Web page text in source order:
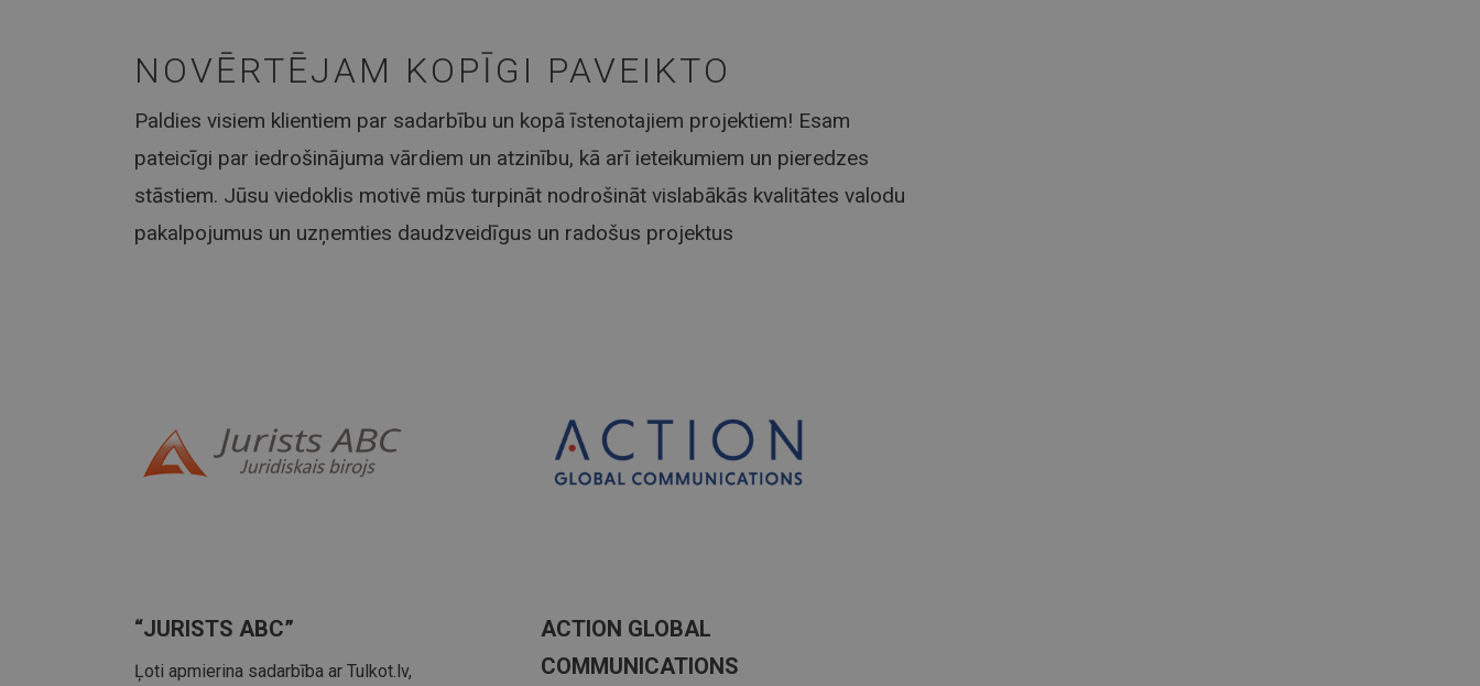
NOVĒRTĒJAM KOPĪGI PAVEIKTO
Paldies visiem klientiem par sadarbību un kopā īstenotajiem projektiem! Esam
pateicīgi par iedrošinājuma vārdiem un atzinību, kā arī ieteikumiem un pieredzes
stāstiem. Jūsu viedoklis motivē mūs turpināt nodrošināt vislabākās kvalitātes valodu
pakalpojumus un uzņemties daudzveidīgus un radošus projektus
“JURISTS ABC”
Ļoti apmierina sadarbība ar Tulkot.lv,
ACTION GLOBAL
COMMUNICATIONS